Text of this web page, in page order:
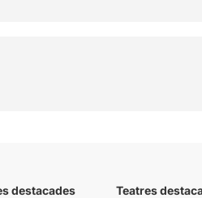
destacades Teatres